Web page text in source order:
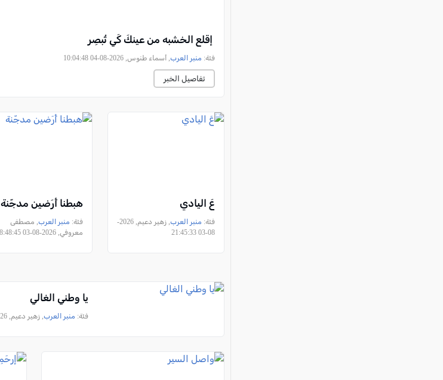
إقلع الخشبه من عينكَ كَي تُبصِر
فئة: منبر العرب, أسماء طنوس, 2026-08-04 10:04:48
تفاصيل الخبر
عَ اليادي
فئة: منبر العرب
, زهير دعيم, 2026-
08-03 21:45:33
هبطنا أَرَضين مدجّنة
فئة: منبر العرب, مصطفى
معروفي, 2026-08-03 08:48:45
يا وطني الغالي
فئة: منبر العرب, زهير دعيم, 2026-08-02 17:38:42